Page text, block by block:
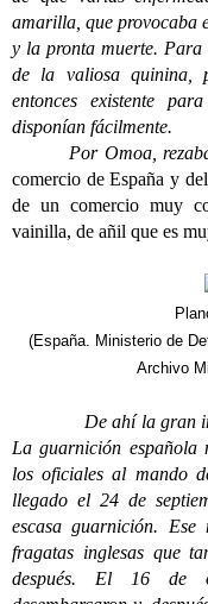
amarilla, que provocaba
y la pronta muerte.
de la valiosa quinina,
entonces existente
disponían fácilmente.
Por Omoa,
comercio de España y
de un comercio muy
vainilla, de añil que es
(España. Ministerio de
Archivo
De ahí la gran
La guarnición española
los oficiales al mando
llegado el 24 de
escasa guarnición.
fragatas inglesas que
después. El 16 de